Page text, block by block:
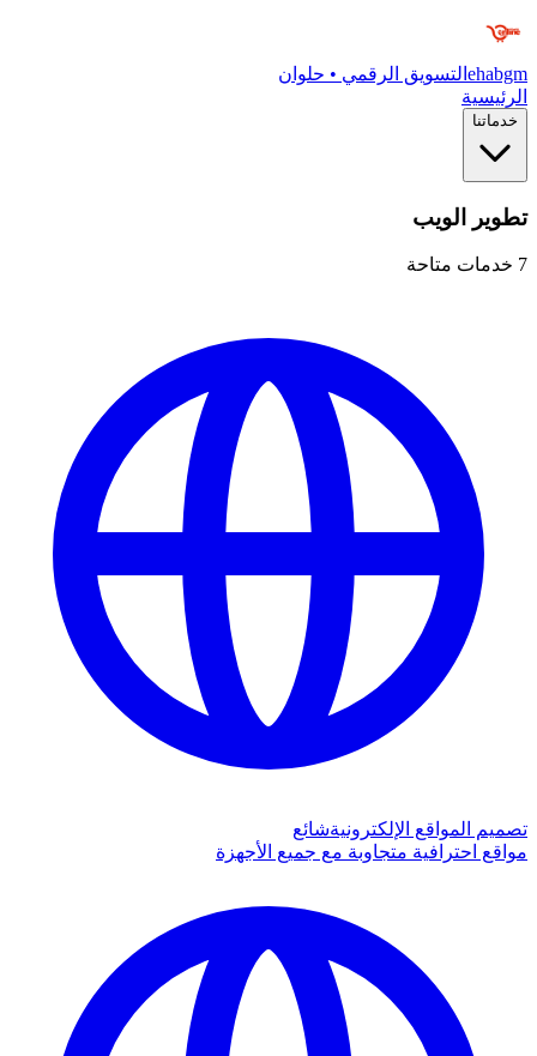
ehabgm التسويق الرقمي • حلوان
الرئيسية
خدماتنا
تطوير الويب
7 خدمات متاحة
تصميم المواقع الإلكترونيةشائع
مواقع احترافية متجاوبة مع جميع الأجهزة